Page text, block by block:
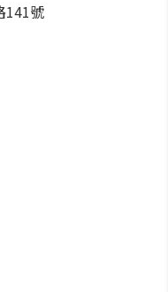
141號